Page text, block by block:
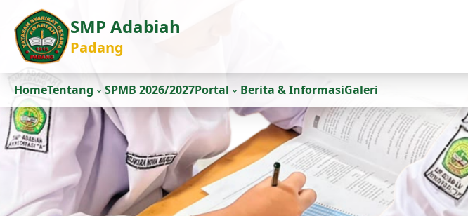
SMP Adabiah
Padang
HomeTentang SPMB 2026/2027Portal Berita & InformasiGaleri